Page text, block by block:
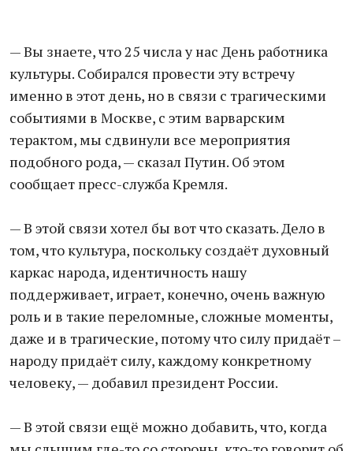
— Вы знаете, что 25 числа у нас День работника
культуры. Собирался провести эту встречу
именно в этот день, но в связи с трагическими
событиями в Москве, с этим варварским
терактом, мы сдвинули все мероприятия
подобного рода, — сказал Путин. Об этом
сообщает пресс-служба Кремля.
— В этой связи хотел бы вот что сказать. Дело в
том, что культура, поскольку создаёт духовный
каркас народа, идентичность нашу
поддерживает, играет, конечно, очень важную
роль и в такие переломные, сложные моменты,
даже и в трагические, потому что силу придаёт –
народу придаёт силу, каждому конкретному
человеку, — добавил президент России.
— В этой связи ещё можно добавить, что, когда